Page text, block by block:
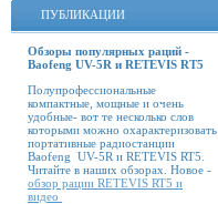
ПУБЛИКАЦИИ
Обзоры популярных раций -
Baofeng UV-5R и RETEVIS RT5
Полупрофессиональные
компактные, мощные и очень
удобные- вот те несколько слов
которыми можно охарактеризовать
портативные радиостанции
Baofeng UV-5R и RETEVIS RT5.
Читайте в наших обзорах. Новое -
обзор рации RETEVIS RT5 и
видео